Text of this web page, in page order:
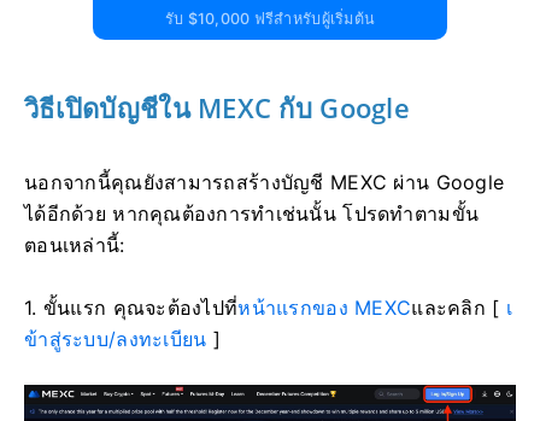
รับ $10,000 ฟรีสำหรับผู้เริ่มต้น
วิธีเปิดบัญชีใน MEXC กับ Google
นอกจากนี้คุณยังสามารถสร้างบัญชี MEXC ผ่าน Google
ได้อีกด้วยหากคุณต้องการทำเช่นนั้น โปรดทำตามขั้น
ตอนเหล่านี้:
1. ขั้นแรก คุณจะต้องไปที่หน้าแรกของ MEXCและคลิก [ เ
ข้าสู่ระบบ/ลงทะเบียน ]